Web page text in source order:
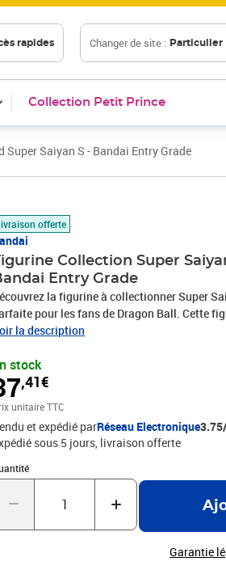
rapides Changer de site : Particulier
Collection Petit Prince
Saiyan S - Bandai Entry Grade
offerte
Collection Super
Entry Grade
la figurine à collectionner Super
pour les fans de Dragon Ball. Cette
ses couleurs vives marron et orange, et
d'animation japonaise. Ajoutez
et revivez les moments épiques de
la description
stock
,41€
37,41€
unitaire TTC
et expédié parRéseau Electronique
sous 5 jours livraison offerte
: 1
Garantie